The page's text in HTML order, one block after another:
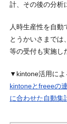
計、その後の分析
人時生産性を自動
とうかいさまでは
等の受付も実施し
▼kintone活用によ
kintoneとfreeeの
に合わせた自動集